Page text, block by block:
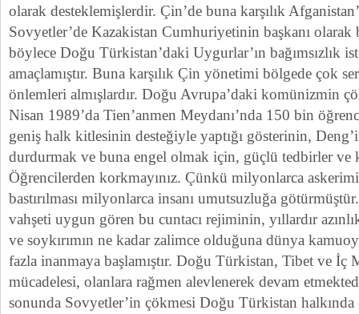
olarak desteklemişlerdir. Çin’de buna karşılık
Sovyetler’de Kazakistan Cumhuriyetinin başkanı olarak
böylece Doğu Türkistan’daki Uygurlar’ın bağımsızlık
amaçlamıştır. Buna karşılık Çin yönetimi bölgede çok
önlemleri almışlardır. Doğu Avrupa’daki komünizmin
Nisan 1989’da Tien’anmen Meydanı’nda 150 bin
geniş halk kitlesinin desteğiyle yaptığı gösterinin,
durdurmak ve buna engel olmak için, güçlü tedbirler ve
Öğrencilerden korkmayınız. Çünkü milyonlarca
bastırılması milyonlarca insanı umutsuzluğa
vahşeti uygun gören bu cuntacı rejiminin, yıllardır
ve soykırımın ne kadar zalimce olduğuna dünya
fazla inanmaya başlamıştır. Doğu Türkistan, Tibet ve İç
mücadelesi, olanlara rağmen alevlenerek devam
sonunda Sovyetler’in çökmesi Doğu Türkistan